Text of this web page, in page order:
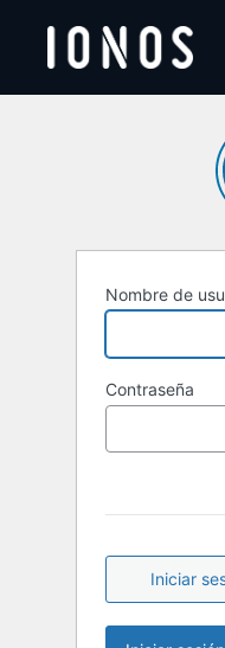
Nombre de
Contraseña
Iniciar